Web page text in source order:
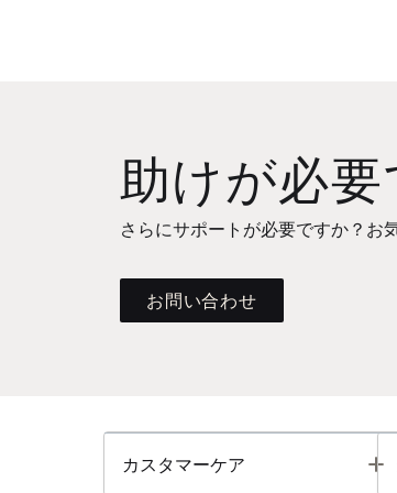
助けが必要
さらにサポートが必要ですか？お
お問い合わせ
カスタマーケア